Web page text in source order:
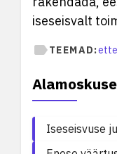
iseseisvalt
TEEMAD:
Iseseisvuse